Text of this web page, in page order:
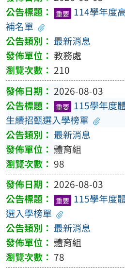
重要 114學年度
補名單
最新消息
教務處
210
2026-08-03
重要 115學年度
生續招甄選入學榜單
最新消息
體育組
98
2026-08-03
重要 115學年度
選入學榜單
最新消息
體育組
78